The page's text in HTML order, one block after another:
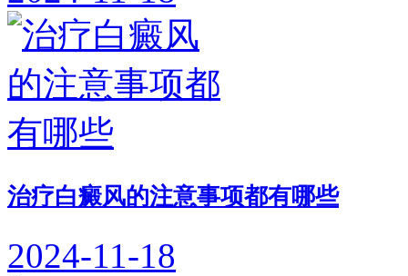
治疗白癜风的注意事项都有哪些
2024-11-18